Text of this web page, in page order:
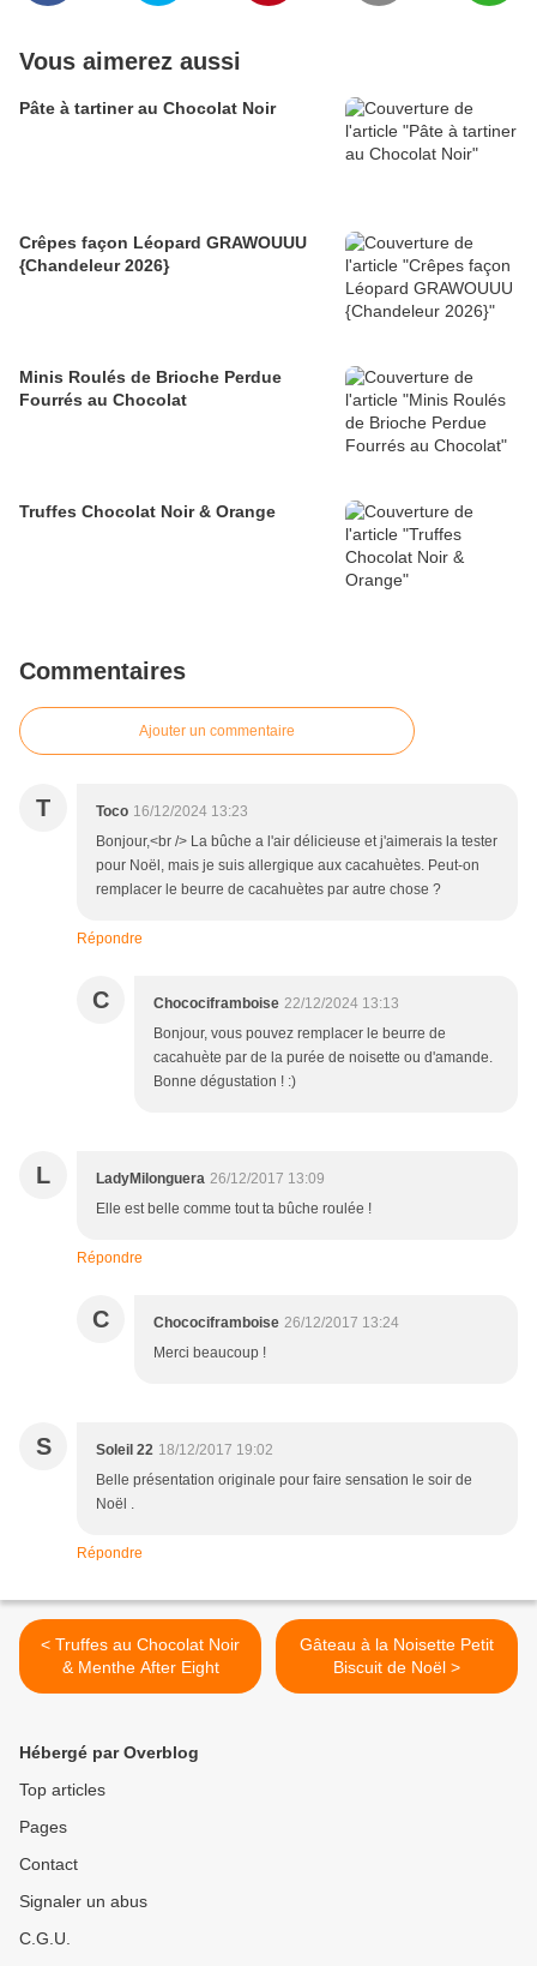
Vous aimerez aussi
Pâte à tartiner au Chocolat Noir
Crêpes façon Léopard GRAWOUUU
{Chandeleur 2026}
Minis Roulés de Brioche Perdue
Fourrés au Chocolat
Truffes Chocolat Noir & Orange
Commentaires
Ajouter un commentaire
T Toco 16/12/2024 13:23
Bonjour,<br /> La bûche a l'air délicieuse et j'aimerais la tester
pour Noël, mais je suis allergique aux cacahuètes. Peut-on
remplacer le beurre de cacahuètes par autre chose ?
Répondre
C Chocociframboise 22/12/2024 13:13
Bonjour, vous pouvez remplacer le beurre de
cacahuète par de la purée de noisette ou d'amande.
Bonne dégustation ! :)
L LadyMilonguera 26/12/2017 13:09
Elle est belle comme tout ta bûche roulée !
Répondre
C Chocociframboise 26/12/2017 13:24
Merci beaucoup !
S Soleil 22 18/12/2017 19:02
Belle présentation originale pour faire sensation le soir de
Noël .
Répondre
< Truffes au Chocolat Noir
& Menthe After Eight
Gâteau à la Noisette Petit
Biscuit de Noël >
Hébergé par Overblog
Top articles
Pages
Contact
Signaler un abus
C.G.U.